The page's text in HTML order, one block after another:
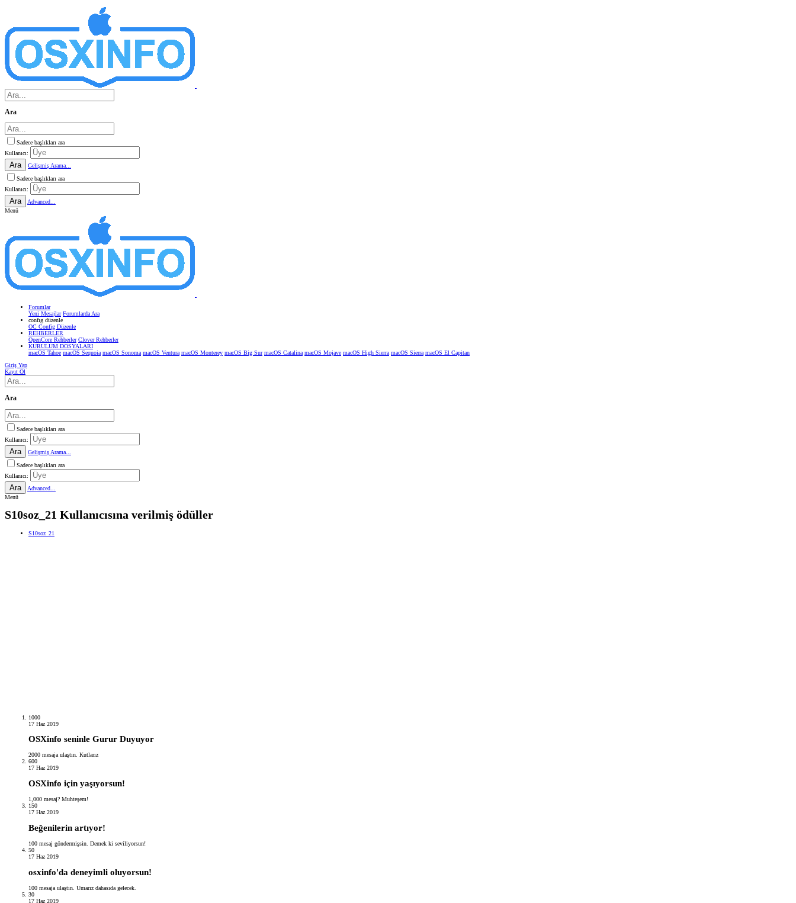
Ara
Sadece başlıkları ara
Kullanıcı:
Ara
Gelişmiş Arama...
Sadece başlıkları ara
Kullanıcı:
Ara
Advanced...
Menü
Forumlar
Yeni Mesajlar Forumlarda Ara
confıg düzenle
OC Config Düzenle
REHBERLER
OpenCore Rehberler Clover Rehberler
KURULUM DOSYALARI
macOS Tahoe macOS Sequoia macOS Sonoma macOS Ventura macOS Monterey macOS Big Sur macOS Catalina macOS Mojave macOS High Sierra macOS Sierra macOS El Capitan
Giriş Yap
Kayıt Ol
Ara
Sadece başlıkları ara
Kullanıcı:
Ara
Gelişmiş Arama...
Sadece başlıkları ara
Kullanıcı:
Ara
Advanced...
Menü
S10soz_21 Kullanıcısına verilmiş ödüller
S10soz_21
1000
17 Haz 2019
OSXinfo seninle Gurur Duyuyor
2000 mesaja ulaştın. Kutlarız
600
17 Haz 2019
OSXinfo için yaşıyorsun!
1,000 mesaj? Muhteşem!
150
17 Haz 2019
Beğenilerin artıyor!
100 mesaj göndermişsin. Demek ki seviliyorsun!
50
17 Haz 2019
osxinfo'da deneyimli oluyorsun!
100 mesaja ulaştın. Umarız dahasıda gelecek.
30
17 Haz 2019